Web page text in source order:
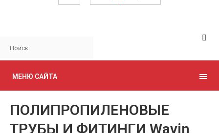
МЕНЮ САЙТА
ПОЛИПРОПИЛЕНОВЫЕ
ТРУБЫ И ФИТИНГИ Wavin